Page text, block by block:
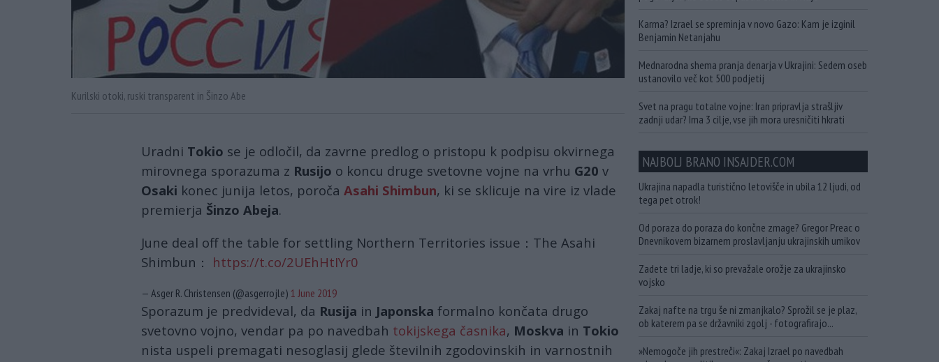
Kurilski otoki, ruski transparent in Šinzo Abe
Uradni Tokio se je odločil, da zavrne predlog o pristopu k podpisu okvirnega
mirovnega sporazuma z Rusijo o koncu druge svetovne vojne na vrhu G20 v
Osaki konec junija letos, poroča Asahi Shimbun, ki se sklicuje na vire iz vlade
premierja Šinzo Abeja.
June deal off the table for settling Northern Territories issue：The Asahi
Shimbun： https://t.co/2UEhHtIYr0
— Asger R. Christensen (@asgerrojle) 1 June 2019
Sporazum je predvideval, da Rusija in Japonska formalno končata drugo
svetovno vojno, vendar pa po navedbah tokijskega časnika, Moskva in Tokio
nista uspeli premagati nesoglasij glede številnih zgodovinskih in varnostnih
Karma? Izrael se spreminja v novo Gazo: Kam je izginil
Benjamin Netanjahu
Mednarodna shema pranja denarja v Ukrajini: Sedem oseb
ustanovilo več kot 500 podjetij
Svet na pragu totalne vojne: Iran pripravlja strašljiv
zadnji udar? Ima 3 cilje, vse jih mora uresničiti hkrati
NAJBOLJ BRANO INSAJDER.COM
Ukrajina napadla turistično letovišče in ubila 12 ljudi, od
tega pet otrok!
Od poraza do poraza do končne zmage? Gregor Preac o
Dnevnikovem bizarnem proslavljanju ukrajinskih umikov
Zadete tri ladje, ki so prevažale orožje za ukrajinsko
vojsko
Zakaj nafte na trgu še ni zmanjkalo? Sprožil se je plaz,
ob katerem pa se državniki zgolj - fotografirajo...
»Nemogoče jih prestreči«: Zakaj Izrael po navedbah